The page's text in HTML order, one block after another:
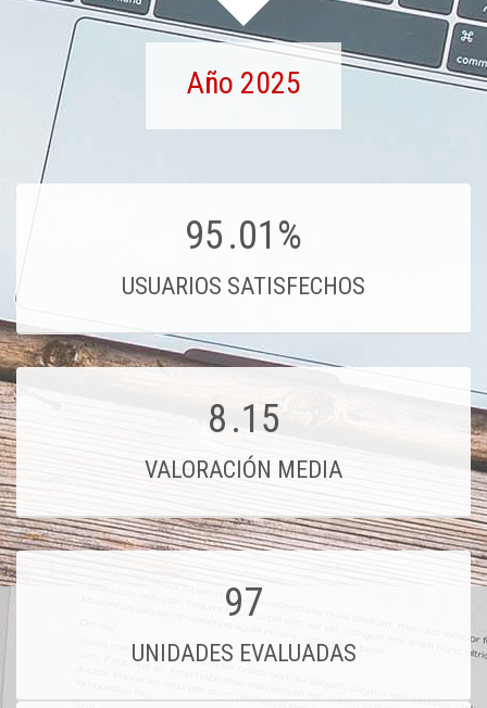
Año 2025
95.01%
USUARIOS SATISFECHOS
8.15
VALORACIÓN MEDIA
97
UNIDADES EVALUADAS